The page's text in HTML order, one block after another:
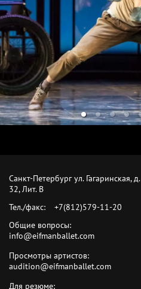
Санкт-Петербург ул. Гагаринская, д.
32, Лит. B
Тел./факс:
+7(812)579-11-20
Общие вопросы:
info@eifmanballet.com
Просмотры артистов:
audition@eifmanballet.com
Для резюме: